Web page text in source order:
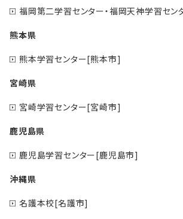
福岡第二学習センター・福岡天神学習セ
熊本県
熊本学習センター[熊本市]
宮崎県
宮崎学習センター[宮崎市]
鹿児島県
鹿児島学習センター[鹿児島市]
沖縄県
名護本校[名護市]